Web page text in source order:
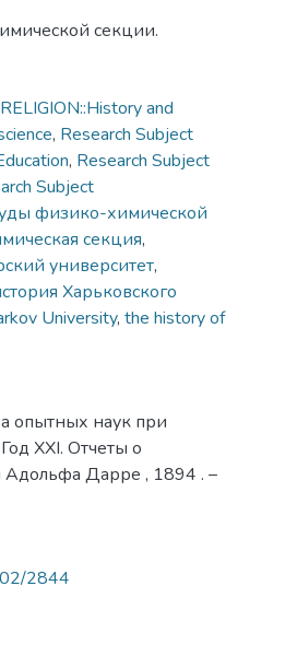
секции.
and
, Research Subject
, Research Subject
Subject
физико-химической
секция,
университет,
Харьковского
University, the history of
опытных наук при
XXI. Отчеты о
Адольфа Дарре , 1894 . –
2844